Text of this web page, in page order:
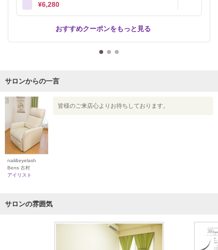
¥6,280
おすすめクーポンをもっと見る
サロンからの一言
nail&eyelash
Bens 古村
アイリスト
皆様のご来店心よりお待ちしております。
サロンの雰囲気